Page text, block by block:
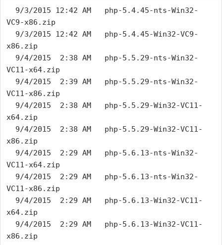
VC9-x86.zip
x86.zip
VC11-x64.zip
VC11-x86.zip
x64.zip
x86.zip
VC11-x64.zip
VC11-x86.zip
x64.zip
x86.zip